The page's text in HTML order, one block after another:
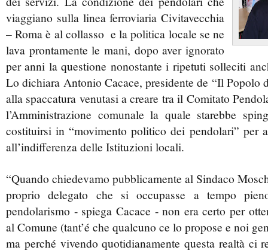
viaggiano sulla linea ferroviaria Civitavecchia
– Roma è al collasso e la politica locale se ne
lava prontamente le mani, dopo aver ignorato
per anni la questione nonostante i ripetuti solleciti
Lo dichiara Antonio Cacace, presidente de “Il Popolo
alla spaccatura venutasi a creare tra il Comitato
l’Amministrazione comunale la quale starebbe
costituirsi in “movimento politico dei pendolari” per
all’indifferenza delle Istituzioni locali.
“Quando chiedevamo pubblicamente al Sindaco
proprio delegato che si occupasse a tempo
pendolarismo - spiega Cacace - non era certo per
al Comune (tant’é che qualcuno ce lo propose e noi
ma perché vivendo quotidianamente questa realtà ci